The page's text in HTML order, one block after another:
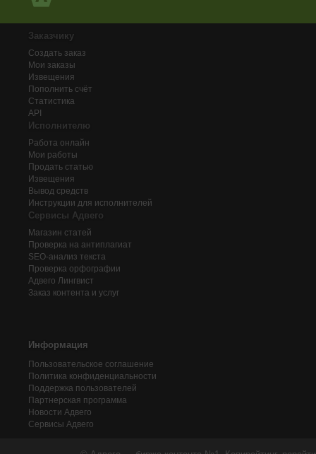
Заказчику
Создать заказ
Мои заказы
Извещения
Пополнить счёт
Статистика
API
Исполнителю
Работа онлайн
Мои работы
Продать статью
Извещения
Вывод средств
Инструкции для исполнителей
Сервисы Адвего
Магазин статей
Проверка на антиплагиат
SEO-анализ текста
Проверка орфографии
Адвего Лингвист
Заказ контента и услуг
Информация
Пользовательское соглашение
Политика конфиденциальности
Поддержка пользователей
Партнерская программа
Новости Адвего
Сервисы Адвего